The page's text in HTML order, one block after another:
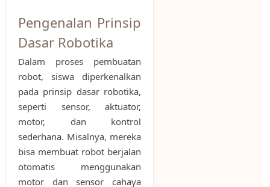
Pengenalan Prinsip
Dasar Robotika
Dalam proses pembuatan
robot, siswa diperkenalkan
pada prinsip dasar robotika,
seperti sensor, aktuator,
motor, dan kontrol
sederhana. Misalnya, mereka
bisa membuat robot berjalan
otomatis menggunakan
motor dan sensor cahaya